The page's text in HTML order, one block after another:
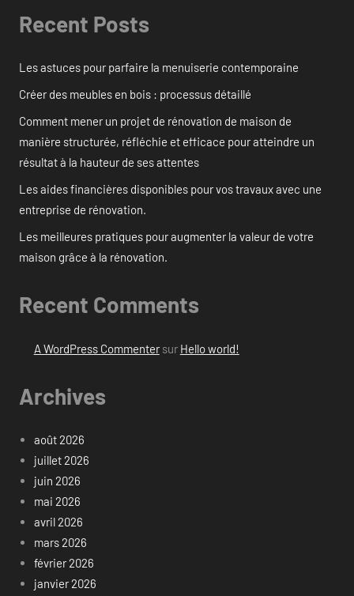
Recent Posts
Les astuces pour parfaire la menuiserie contemporaine
Créer des meubles en bois : processus détaillé
Comment mener un projet de rénovation de maison de
manière structurée, réfléchie et efficace pour atteindre un
résultat à la hauteur de ses attentes
Les aides financières disponibles pour vos travaux avec une
entreprise de rénovation.
Les meilleures pratiques pour augmenter la valeur de votre
maison grâce à la rénovation.
Recent Comments
A WordPress Commentersur Hello world!
Archives
août 2026
juillet 2026
juin 2026
mai 2026
avril 2026
mars 2026
février 2026
janvier 2026